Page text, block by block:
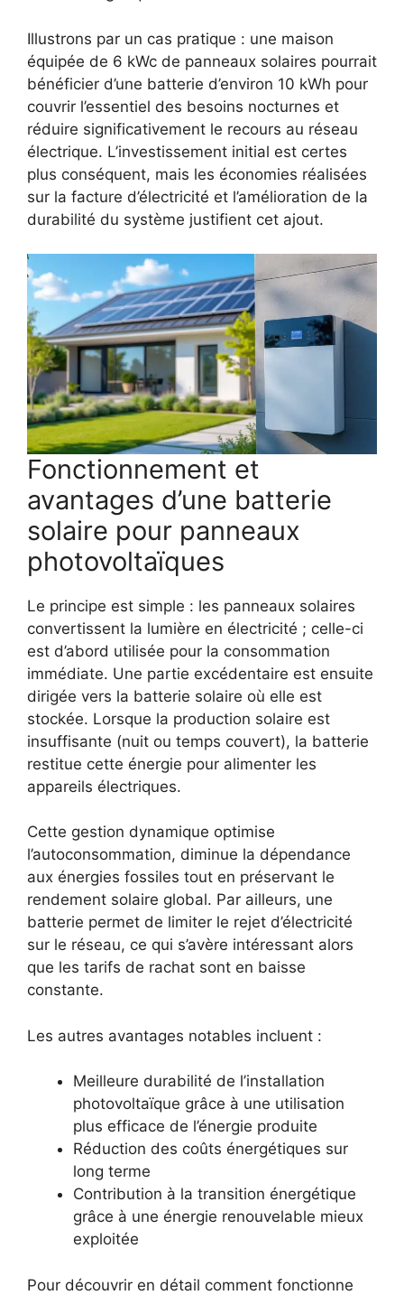
Illustrons par un cas pratique : une maison
équipée de 6 kWc de panneaux solaires pourrait
bénéficier d’une batterie d’environ 10 kWh pour
couvrir l’essentiel des besoins nocturnes et
réduire significativement le recours au réseau
électrique. L’investissement initial est certes
plus conséquent, mais les économies réalisées
sur la facture d’électricité et l’amélioration de la
durabilité du système justifient cet ajout.
Fonctionnement et
avantages d’une batterie
solaire pour panneaux
photovoltaïques
Le principe est simple : les panneaux solaires
convertissent la lumière en électricité ; celle-ci
est d’abord utilisée pour la consommation
immédiate. Une partie excédentaire est ensuite
dirigée vers la batterie solaire où elle est
stockée. Lorsque la production solaire est
insuffisante (nuit ou temps couvert), la batterie
restitue cette énergie pour alimenter les
appareils électriques.
Cette gestion dynamique optimise
l’autoconsommation, diminue la dépendance
aux énergies fossiles tout en préservant le
rendement solaire global. Par ailleurs, une
batterie permet de limiter le rejet d’électricité
sur le réseau, ce qui s’avère intéressant alors
que les tarifs de rachat sont en baisse
constante.
Les autres avantages notables incluent :
Meilleure durabilité de l’installation
photovoltaïque grâce à une utilisation
plus efficace de l’énergie produite
Réduction des coûts énergétiques sur
long terme
Contribution à la transition énergétique
grâce à une énergie renouvelable mieux
exploitée
Pour découvrir en détail comment fonctionne